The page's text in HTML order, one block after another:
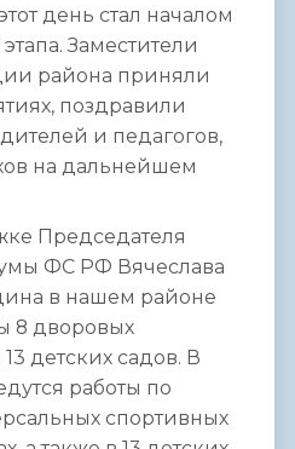
день стал началом
Заместители
района приняли
поздравили
и педагогов,
на дальнейшем
Председателя
ФС РФ Вячеслава
в нашем районе
8 дворовых
детских садов. В
работы по
спортивных